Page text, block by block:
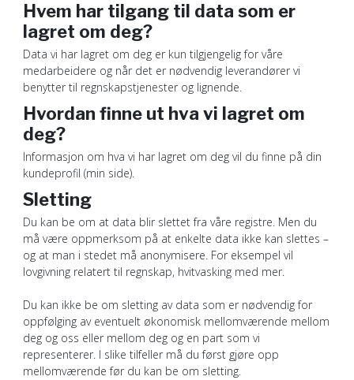
Hvem har tilgang til data som er
lagret om deg?
Data vi har lagret om deg er kun tilgjengelig for våre
medarbeidere og når det er nødvendig leverandører vi
benytter til regnskapstjenester og lignende.
Hvordan finne ut hva vi lagret om
deg?
Informasjon om hva vi har lagret om deg vil du finne på din
kundeprofil (min side).
Sletting
Du kan be om at data blir slettet fra våre registre. Men du
må være oppmerksom på at enkelte data ikke kan slettes –
og at man i stedet må anonymisere. For eksempel vil
lovgivning relatert til regnskap, hvitvasking med mer.
Du kan ikke be om sletting av data som er nødvendig for
oppfølging av eventuelt økonomisk mellomværende mellom
deg og oss eller mellom deg og en part som vi
representerer. I slike tilfeller må du først gjøre opp
mellomværende før du kan be om sletting.